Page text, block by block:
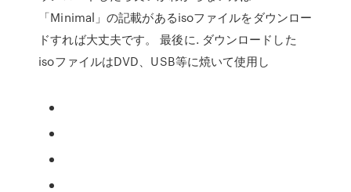
「Minimal」の記載があるisoファイルをダウンロー
ドすれば大丈夫です。 最後に. ダウンロードした
isoファイルはDVD、USB等に焼いて使用し